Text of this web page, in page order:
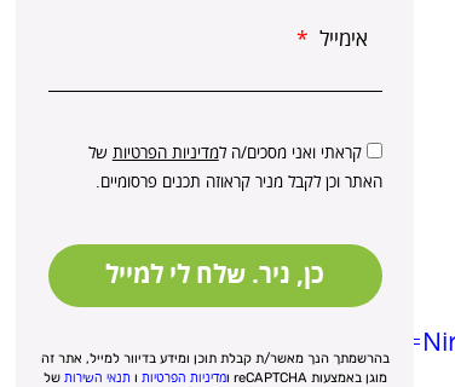
אימייל
קראתי ואני מסכים/ה למדיניות הפרטיות של
האתר וכן לקבל מניר קראוזה תכנים פרסומיים.
כן, ניר. שלח לי למייל
בהרשמתך הנך מאשר/ת קבלת תוכן ומידע בדיוור למייל, אתר זה
מוגן באמצעות reCAPTCHA ו
מדיניות הפרטיות ו תנאי השירות של